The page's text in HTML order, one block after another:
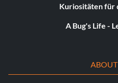
Kuriositäten für
A Bug's Life -